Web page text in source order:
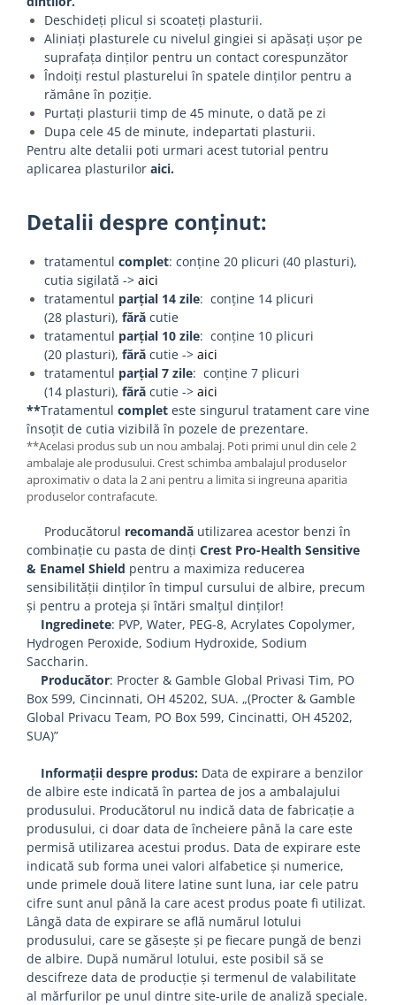
Deschideți plicul si scoateți plasturii.
Aliniați plasturele cu nivelul gingiei si apăsați ușor pe
suprafața dinților pentru un contact corespunzător
Îndoiți restul plasturelui în spatele dinților pentru a
rămâne în poziție.
Purtați plasturii timp de 45 minute, o dată pe zi
Dupa cele 45 de minute, indepartati plasturii.
Pentru alte detalii poti urmari acest tutorial pentru
aplicarea plasturilor aici.
Detalii despre conținut:
tratamentul complet: conține 20 plicuri (40 plasturi),
cutia sigilată -> aici
tratamentul parțial 14 zile: conține 14 plicuri
(28 plasturi), fără cutie
tratamentul parțial 10 zile: conține 10 plicuri
(20 plasturi), fără cutie -> aici
tratamentul parțial 7 zile: conține 7 plicuri
(14 plasturi), fără cutie -> aici
**Tratamentul complet este singurul tratament care vine
însoțit de cutia vizibilă în pozele de prezentare.
**Acelasi produs sub un nou ambalaj. Poti primi unul din cele 2
ambalaje ale produsului. Crest schimba ambalajul produselor
aproximativ o data la 2 ani pentru a limita si ingreuna aparitia
produselor contrafacute.
Producătorul recomandă utilizarea acestor benzi în
combinație cu pasta de dinți Crest Pro-Health Sensitive
& Enamel Shield pentru a maximiza reducerea
sensibilității dinților în timpul cursului de albire, precum
și pentru a proteja și întări smalțul dinților!
Ingredinete: PVP, Water, PEG-8, Acrylates Copolymer,
Hydrogen Peroxide, Sodium Hydroxide, Sodium
Saccharin.
Producător: Procter & Gamble Global Privasi Tim, PO
Box 599, Cincinnati, OH 45202, SUA. „(Procter & Gamble
Global Privacu Team, PO Box 599, Cincinatti, OH 45202,
SUA)”
Informații despre produs: Data de expirare a benzilor
de albire este indicată în partea de jos a ambalajului
produsului. Producătorul nu indică data de fabricație a
produsului, ci doar data de încheiere până la care este
permisă utilizarea acestui produs. Data de expirare este
indicată sub forma unei valori alfabetice și numerice,
unde primele două litere latine sunt luna, iar cele patru
cifre sunt anul până la care acest produs poate fi utilizat.
Lângă data de expirare se află numărul lotului
produsului, care se găsește și pe fiecare pungă de benzi
de albire. După numărul lotului, este posibil să se
descifreze data de producție și termenul de valabilitate
al mărfurilor pe unul dintre site-urile de analiză speciale.